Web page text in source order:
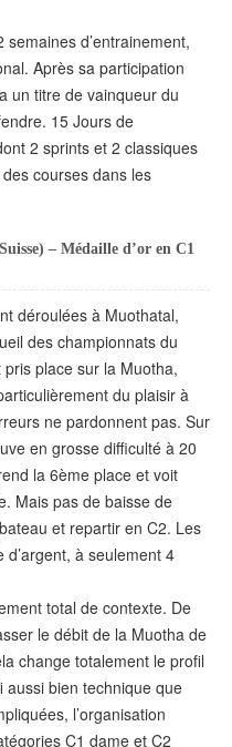
d’entrainement,
Après sa participation
un titre de vainqueur du
15 Jours de
2 sprints et 2 classiques
courses dans les
– Médaille d’or en C1
déroulées à Muothatal,
des championnats du
place sur la Muotha,
du plaisir à
ne pardonnent pas. Sur
en grosse difficulté à 20
la 6ème place et voit
Mais pas de baisse de
et repartir en C2. Les
à seulement 4
total de contexte. De
le débit de la Muotha de
change totalement le profil
bien technique que
l’organisation
C1 dame et C2